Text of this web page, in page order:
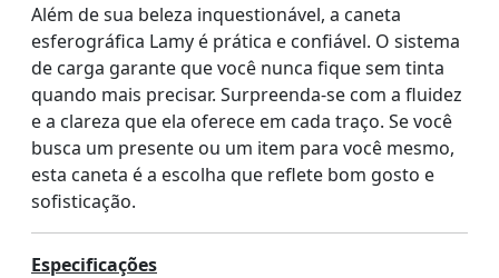
Além de sua beleza inquestionável, a caneta
esferográfica Lamy é prática e confiável. O sistema
de carga garante que você nunca fique sem tinta
quando mais precisar. Surpreenda-se com a fluidez
e a clareza que ela oferece em cada traço. Se você
busca um presente ou um item para você mesmo,
esta caneta é a escolha que reflete bom gosto e
sofisticação.
Especificações